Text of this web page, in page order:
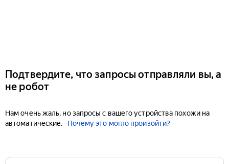
Подтвердите, что запросы отправляли вы, а
не робот
Нам очень жаль, но запросы с вашего устройства похожи на
автоматические.
Почему это могло произойти?